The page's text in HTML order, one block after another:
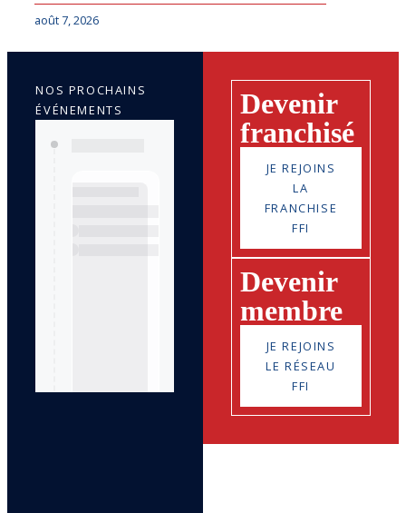
août 7, 2026
Devenir
franchisé
JE REJOINS
LA
FRANCHISE
FFI
Devenir
membre
JE REJOINS
LE RÉSEAU
FFI
NOS PROCHAINS
ÉVÉNEMENTS